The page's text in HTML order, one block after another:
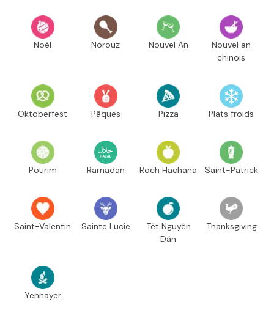
Noël Norouz Nouvel An
Nouvel an
chinois
Oktoberfest Pâques Pizza Plats froids
Pourim Ramadan Roch Hachana Saint-Patrick
Saint-Valentin Sainte Lucie
Têt Nguyên
Dán
Thanksgiving
Yennayer